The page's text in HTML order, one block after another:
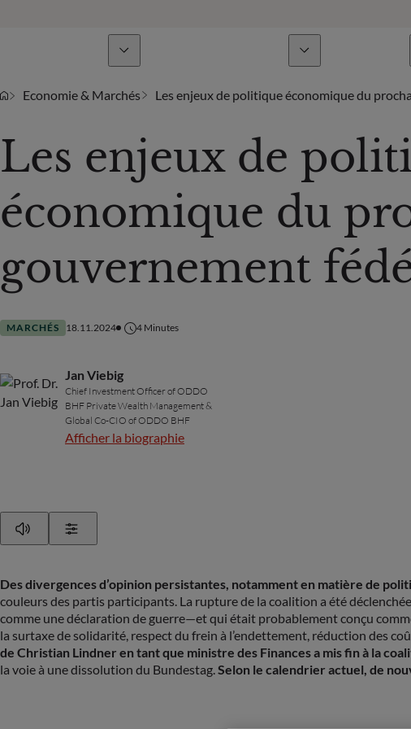
Economie & Marchés Les enjeux de politique économique du
Les enjeux de
économique du
gouvernement
MARCHÉS 18.11.2024 4 Minutes
Jan Viebig
Chief Investment Officer of ODDO
BHF Private Wealth Management &
Global Co-CIO of ODDO BHF
Afficher la biographie
Des divergences d’opinion persistantes, notamment en matière de
couleurs des partis participants. La rupture de la coalition a été
comme une déclaration de guerre—et qui était probablement conçu
la surtaxe de solidarité, respect du frein à l’endettement, réduction des
de Christian Lindner en tant que ministre des Finances a mis fin à la
la voie à une dissolution du Bundestag.Selon le calendrier actuel, de